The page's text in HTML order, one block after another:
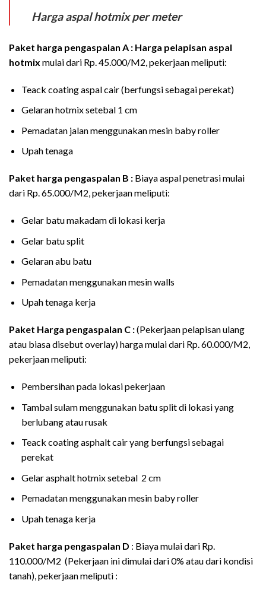
Harga aspal hotmix per meter
Paket harga pengaspalan A : Harga pelapisan aspal
hotmix mulai dari Rp. 45.000/M2, pekerjaan meliputi:
Teack coating aspal cair (berfungsi sebagai perekat)
Gelaran hotmix setebal 1 cm
Pemadatan jalan menggunakan mesin baby roller
Upah tenaga
Paket harga pengaspalan B : Biaya aspal penetrasi mulai
dari Rp. 65.000/M2, pekerjaan meliputi:
Gelar batu makadam di lokasi kerja
Gelar batu split
Gelaran abu batu
Pemadatan menggunakan mesin walls
Upah tenaga kerja
Paket Harga pengaspalan C :(Pekerjaan pelapisan ulang
atau biasa disebut overlay) harga mulai dari Rp. 60.000/M2,
pekerjaan meliputi:
Pembersihan pada lokasi pekerjaan
Tambal sulam menggunakan batu split di lokasi yang
berlubang atau rusak
Teack coating asphalt cair yang berfungsi sebagai
perekat
Gelar asphalt hotmix setebal 2 cm
Pemadatan menggunakan mesin baby roller
Upah tenaga kerja
Paket harga pengaspalan D : Biaya mulai dari Rp.
110.000/M2 (Pekerjaan ini dimulai dari 0% atau dari kondisi
tanah), pekerjaan meliputi :